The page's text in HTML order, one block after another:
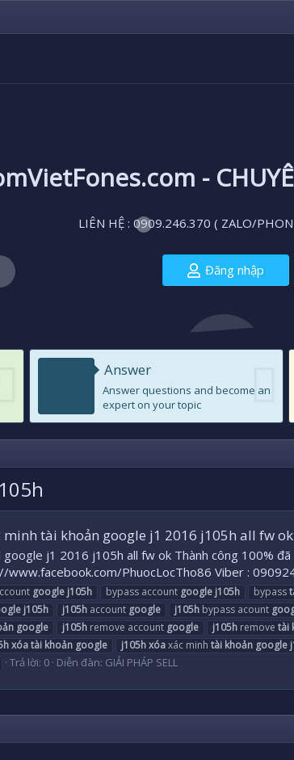
-
LIÊN HỆ : 0909.246.370 ( ZALO/
Đăng nhập
Answer
Answer questions and become an
expert on your topic
tài khoản google j1 2016 j105h all fw ok
j1 2016 j105h all fw ok Thành công 100%
PhuocLocTho86 Viber :
google j105h bypass account google j105h bypass
j105h j105h account google j105h bypass acount
google j105h remove account google j105h remove tài
xóatài khoản google j105hxóaxác minh tài khoản google
Trả lời: 0 Diễn đàn: GIẢI PHÁP SELL